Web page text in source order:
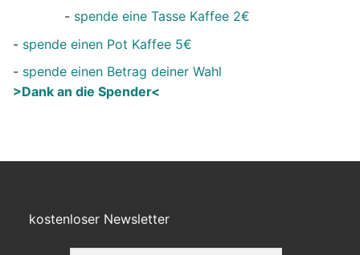
- spende eine Tasse Kaffee 2€
- spende einen Pot Kaffee 5€
- spende einen Betrag deiner Wahl
>Dank an die Spender<
kostenloser Newsletter